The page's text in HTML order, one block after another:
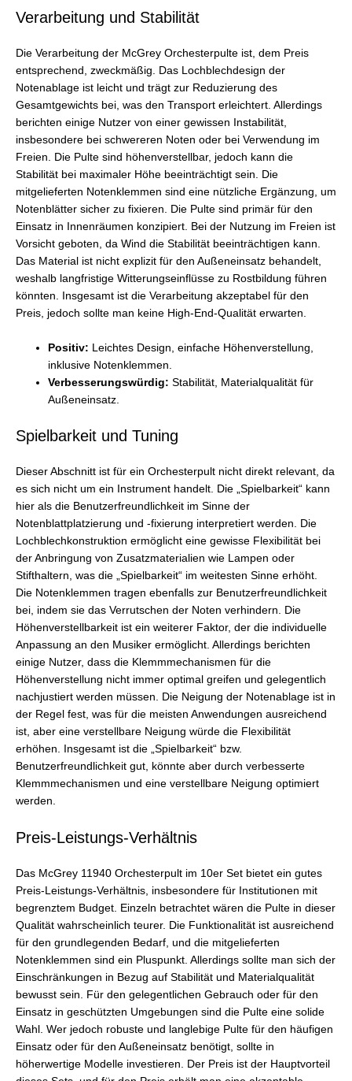
Verarbeitung und Stabilität
Die Verarbeitung der McGrey Orchesterpulte ist, dem Preis
entsprechend, zweckmäßig. Das Lochblechdesign der
Notenablage ist leicht und trägt zur Reduzierung des
Gesamtgewichts bei, was den Transport erleichtert. Allerdings
berichten einige Nutzer von einer gewissen Instabilität,
insbesondere bei schwereren Noten oder bei Verwendung im
Freien. Die Pulte sind höhenverstellbar, jedoch kann die
Stabilität bei maximaler Höhe beeinträchtigt sein. Die
mitgelieferten Notenklemmen sind eine nützliche Ergänzung, um
Notenblätter sicher zu fixieren. Die Pulte sind primär für den
Einsatz in Innenräumen konzipiert. Bei der Nutzung im Freien ist
Vorsicht geboten, da Wind die Stabilität beeinträchtigen kann.
Das Material ist nicht explizit für den Außeneinsatz behandelt,
weshalb langfristige Witterungseinflüsse zu Rostbildung führen
könnten. Insgesamt ist die Verarbeitung akzeptabel für den
Preis, jedoch sollte man keine High-End-Qualität erwarten.
Positiv: Leichtes Design, einfache Höhenverstellung,
inklusive Notenklemmen.
Verbesserungswürdig: Stabilität, Materialqualität für
Außeneinsatz.
Spielbarkeit und Tuning
Dieser Abschnitt ist für ein Orchesterpult nicht direkt relevant, da
es sich nicht um ein Instrument handelt. Die „Spielbarkeit“ kann
hier als die Benutzerfreundlichkeit im Sinne der
Notenblattplatzierung und -fixierung interpretiert werden. Die
Lochblechkonstruktion ermöglicht eine gewisse Flexibilität bei
der Anbringung von Zusatzmaterialien wie Lampen oder
Stifthaltern, was die „Spielbarkeit“ im weitesten Sinne erhöht.
Die Notenklemmen tragen ebenfalls zur Benutzerfreundlichkeit
bei, indem sie das Verrutschen der Noten verhindern. Die
Höhenverstellbarkeit ist ein weiterer Faktor, der die individuelle
Anpassung an den Musiker ermöglicht. Allerdings berichten
einige Nutzer, dass die Klemmmechanismen für die
Höhenverstellung nicht immer optimal greifen und gelegentlich
nachjustiert werden müssen. Die Neigung der Notenablage ist in
der Regel fest, was für die meisten Anwendungen ausreichend
ist, aber eine verstellbare Neigung würde die Flexibilität
erhöhen. Insgesamt ist die „Spielbarkeit“ bzw.
Benutzerfreundlichkeit gut, könnte aber durch verbesserte
Klemmmechanismen und eine verstellbare Neigung optimiert
werden.
Preis-Leistungs-Verhältnis
Das McGrey 11940 Orchesterpult im 10er Set bietet ein gutes
Preis-Leistungs-Verhältnis, insbesondere für Institutionen mit
begrenztem Budget. Einzeln betrachtet wären die Pulte in dieser
Qualität wahrscheinlich teurer. Die Funktionalität ist ausreichend
für den grundlegenden Bedarf, und die mitgelieferten
Notenklemmen sind ein Pluspunkt. Allerdings sollte man sich der
Einschränkungen in Bezug auf Stabilität und Materialqualität
bewusst sein. Für den gelegentlichen Gebrauch oder für den
Einsatz in geschützten Umgebungen sind die Pulte eine solide
Wahl. Wer jedoch robuste und langlebige Pulte für den häufigen
Einsatz oder für den Außeneinsatz benötigt, sollte in
höherwertige Modelle investieren. Der Preis ist der Hauptvorteil